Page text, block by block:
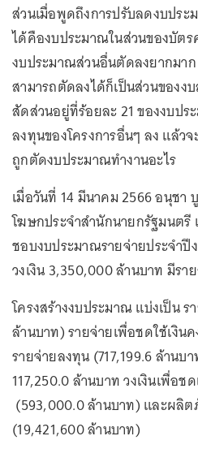
ส่วนเมื่อพูดถึงการปรับลดงบประ
ได้คืองบประมาณในส่วนของบัต
งบประมาณส่วนอื่นตัดลงยากมา
สามารถตัดลงได้ก็เป็นส่วนของง
สัดส่วนอยู่ที่ร้อยละ 21 ของงบป
ลงทุนของโครงการอื่นๆ ลง แล้ว
ถูกตัดงบประมาณทำงานอะไร
เมื่อวันที่ 14 มีนาคม 2566 อนุช
โฆษกประจำสำนักนายกรัฐมนต
ชอบงบประมาณรายจ่ายประจำ
วงเงิน 3,350,000 ล้านบาท มีรา
โครงสร้างงบประมาณ แบ่งเป็น
ล้านบาท) รายจ่ายเพื่อชดใช้เงิน
รายจ่ายลงทุน (717,199.6 ล้านบ
117,250.0 ล้านบาท วงเงินเพื่อช
(593,000.0 ล้านบาท) และผลิ
(19,421,600 ล้านบาท)